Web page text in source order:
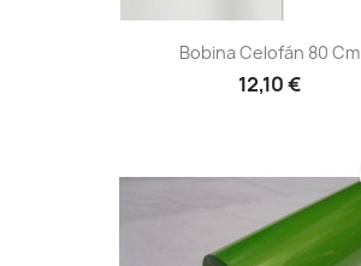
Bobina Celofán 80 Cm
12,10 €